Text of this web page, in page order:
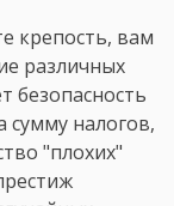
крепость, вам
различных
безопасность
сумму налогов,
"плохих"